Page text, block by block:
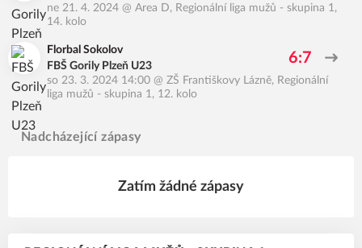
ne 21. 4. 2024 @ Area D, Regionální liga mužů - skupina 1,
14. kolo
Florbal Sokolov
FBŠ Gorily Plzeň U23
6:7
so 23. 3. 2024 14:00 @ ZŠ Františkovy Lázně, Regionální
liga mužů - skupina 1, 12. kolo
Nadcházející zápasy
Zatím žádné zápasy